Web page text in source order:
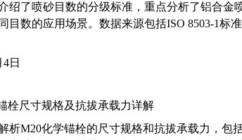
绍了喷砂目数的分级标准，重点分析了铝合金
目数的应用场景。数据来源包括ISO 8503-1标
日
栓尺寸规格及抗拔承载力详解
析M20化学锚栓的尺寸规格和抗拔承载力，包